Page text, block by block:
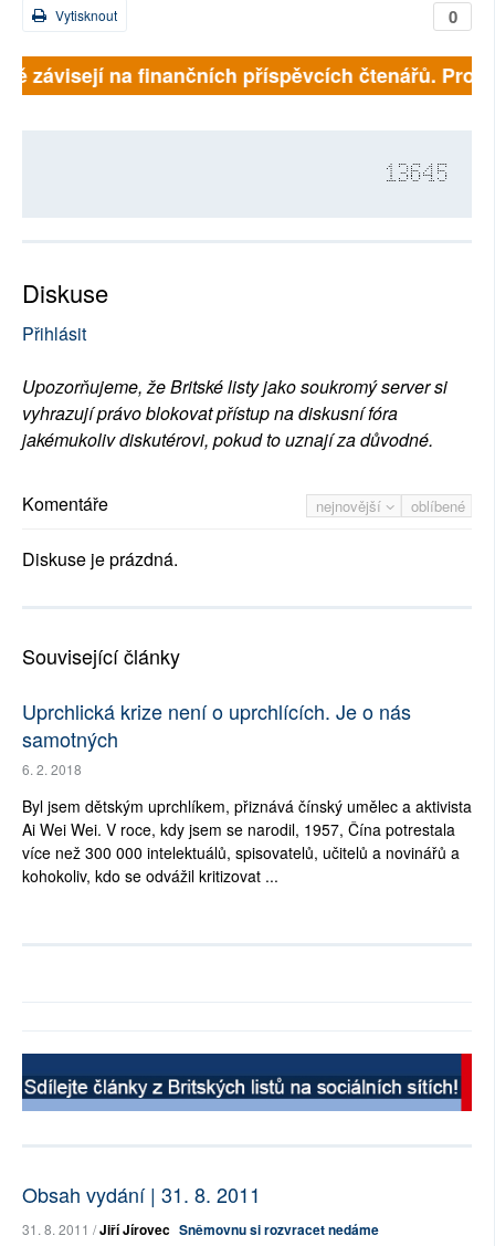
0
Vytisknout
závisejí na finančních příspěvcích čtenářů.
13645
Diskuse
Přihlásit
Upozorňujeme, že Britské listy jako soukromý server si
vyhrazují právo blokovat přístup na diskusní fóra
jakémukoliv diskutérovi, pokud to uznají za důvodné.
nejnovější oblíbené
Komentáře
Diskuse je prázdná.
Související články
Uprchlická krize není o uprchlících. Je o nás
samotných
6. 2. 2018
Byl jsem dětským uprchlíkem, přiznává čínský umělec a aktivista
Ai Wei Wei. V roce, kdy jsem se narodil, 1957, Čína potrestala
více než 300 000 intelektuálů, spisovatelů, učitelů a novinářů a
kohokoliv, kdo se odvážil kritizovat ...
Obsah vydání | 31. 8. 2011
31. 8. 2011 /Jiří Jírovec Sněmovnu si rozvracet nedáme